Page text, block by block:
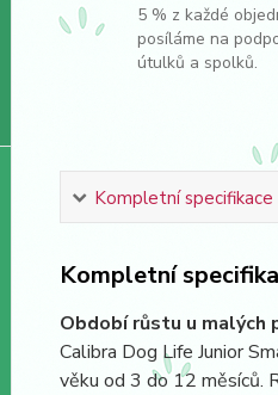
5 % z každé
posíláme na
útulků a spolků.
Kompletní specifikace
Kompletní
Období růstu u malých
Calibra Dog Life Junior
věku od 3 do 12 měsíců.